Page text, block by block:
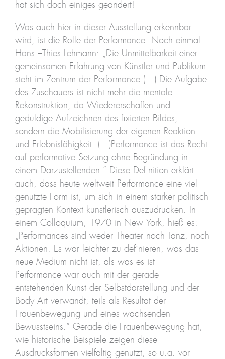
hat sich doch einiges geändert!
Was auch hier in dieser Ausstellung erkennbar
wird, ist die Rolle der Performance. Noch einmal
Hans –Thies Lehmann: „Die Unmittelbarkeit einer
gemeinsamen Erfahrung von Künstler und Publikum
steht im Zentrum der Performance (…) Die Aufgabe
des Zuschauers ist nicht mehr die mentale
Rekonstruktion, da Wiedererschaffen und
geduldige Aufzeichnen des fixierten Bildes,
sondern die Mobilisierung der eigenen Reaktion
und Erlebnisfähigkeit. (…)Performance ist das Recht
auf performative Setzung ohne Begründung in
einem Darzustellenden.“ Diese Definition erklärt
auch, dass heute weltweit Performance eine viel
genutzte Form ist, um sich in einem stärker politisch
geprägten Kontext künstlerisch auszudrücken. In
einem Colloquium, 1970 in New York, hieß es:
„Performances sind weder Theater noch Tanz, noch
Aktionen. Es war leichter zu definieren, was das
neue Medium nicht ist, als was es ist –
Performance war auch mit der gerade
entstehenden Kunst der Selbstdarstellung und der
Body Art verwandt; teils als Resultat der
Frauenbewegung und eines wachsenden
Bewusstseins.“ Gerade die Frauenbewegung hat,
wie historische Beispiele zeigen diese
Ausdrucksformen vielfältig genutzt, so u.a. vor